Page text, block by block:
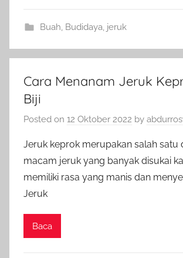
Buah Budidaya jeruk
Cara Menanam Jeruk
Biji
Posted on 12 Oktober 2022 by
Jeruk keprok merupakan salah satu
macam jeruk yang banyak disukai
memiliki rasa yang manis dan
Jeruk
Baca